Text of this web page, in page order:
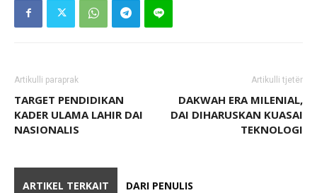
Artikulli paraprak
TARGET PENDIDIKAN
KADER ULAMA LAHIR DAI
NASIONALIS
Artikulli tjetër
DAKWAH ERA MILENIAL,
DAI DIHARUSKAN KUASAI
TEKNOLOGI
ARTIKEL TERKAIT DARI PENULIS